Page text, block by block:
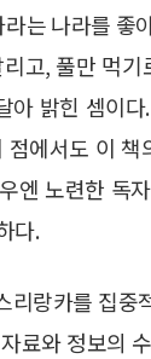
는 나라를 좋
고, 풀만 먹
아 밝힌 셈이
에서도 이
엔 노련한 독
다.
리랑카를 집
료와 정보의